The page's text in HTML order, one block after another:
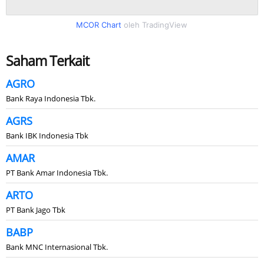
MCOR Chart oleh TradingView
Saham Terkait
AGRO
Bank Raya Indonesia Tbk.
AGRS
Bank IBK Indonesia Tbk
AMAR
PT Bank Amar Indonesia Tbk.
ARTO
PT Bank Jago Tbk
BABP
Bank MNC Internasional Tbk.